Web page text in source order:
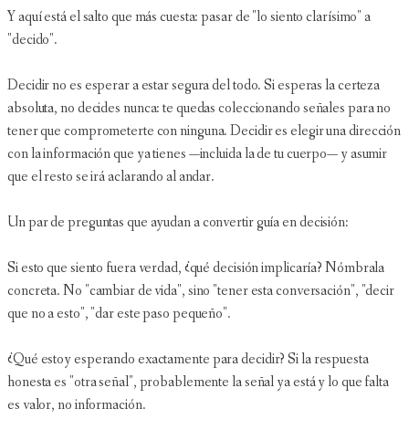
Y aquí está el salto que más cuesta: pasar de "lo siento clarísimo" a
"decido".
Decidir no es esperar a estar segura del todo. Si esperas la certeza
absoluta, no decides nunca: te quedas coleccionando señales para no
tener que comprometerte con ninguna. Decidir es elegir una dirección
con la información que ya tienes —incluida la de tu cuerpo— y asumir
que el resto se irá aclarando al andar.
Un par de preguntas que ayudan a convertir guía en decisión:
Si esto que siento fuera verdad, ¿qué decisión implicaría? Nómbrala
concreta. No "cambiar de vida", sino "tener esta conversación", "decir
que no a esto", "dar este paso pequeño".
¿Qué estoy esperando exactamente para decidir? Si la respuesta
honesta es "otra señal", probablemente la señal ya está y lo que falta
es valor, no información.